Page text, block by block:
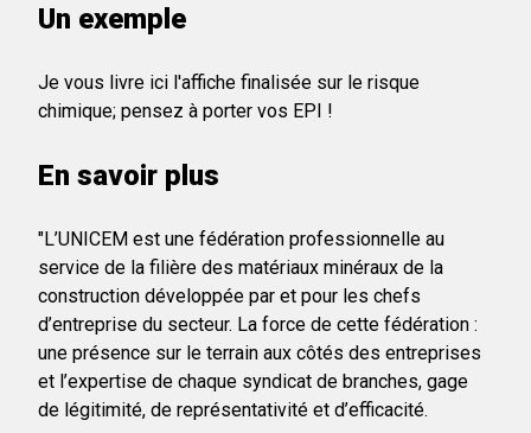
Un exemple
Je vous livre ici l'affiche finalisée sur le risque
chimique; pensez à porter vos EPI !
En savoir plus
"L’UNICEM est une fédération professionnelle au
service de la filière des matériaux minéraux de la
construction développée par et pour les chefs
d’entreprise du secteur. La force de cette fédération :
une présence sur le terrain aux côtés des entreprises
et l’expertise de chaque syndicat de branches, gage
de légitimité, de représentativité et d’efficacité.